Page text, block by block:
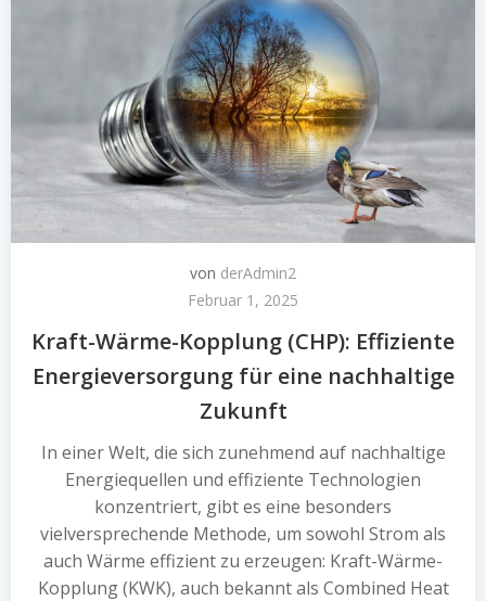
von derAdmin2
Februar 1, 2025
Kraft-Wärme-Kopplung (CHP): Effiziente
Energieversorgung für eine nachhaltige
Zukunft
In einer Welt, die sich zunehmend auf nachhaltige
Energiequellen und effiziente Technologien
konzentriert, gibt es eine besonders
vielversprechende Methode, um sowohl Strom als
auch Wärme effizient zu erzeugen: Kraft-Wärme-
Kopplung (KWK), auch bekannt als Combined Heat